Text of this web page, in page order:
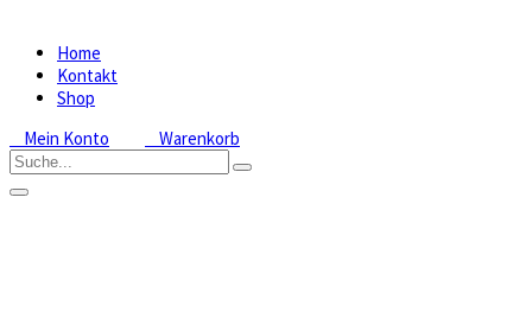
Home
Kontakt
Shop
Mein Konto
Warenkorb